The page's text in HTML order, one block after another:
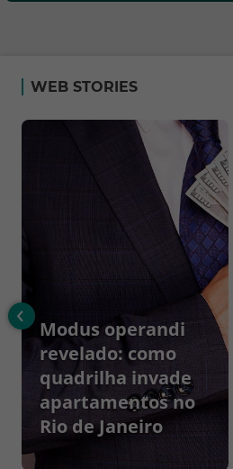
WEB STORIES
Modus operandi
revelado: como
quadrilha invade
apartamentos no
Rio de Janeiro
‹